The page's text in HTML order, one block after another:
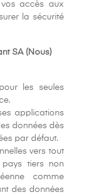
accès aux
la sécurité
SA (Nous)
les seules
applications
données dès
par défaut.
vers tout
tiers non
comme
des données